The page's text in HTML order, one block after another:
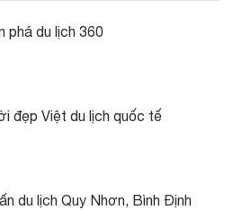
phá du lịch 360
đẹp Việt du lịch quốc tế
du lịch Quy Nhơn, Bình Định